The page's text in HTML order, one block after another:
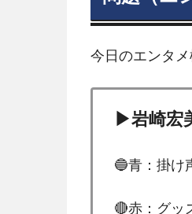
今日のエンタメ
▶岩崎宏
🔵青：掛け
🔴赤：グッ